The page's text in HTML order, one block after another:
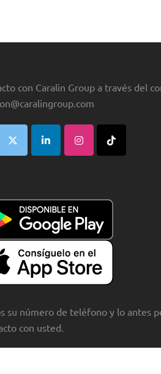
con Caralin Group a través del
su número de teléfono y lo antes
con usted.